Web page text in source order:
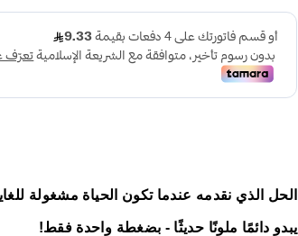
الحل الذي نقدمه عندما تكون الحياة مشغولة
يبدو دائمًا ملونًا حديثًا - بضغطة واحدة فقط!